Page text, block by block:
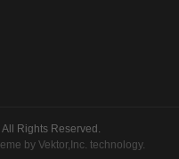
All Rights Reserved.
byVektor,Inc. technology.